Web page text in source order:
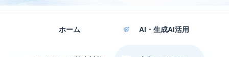
ホーム AI・生成AI活用